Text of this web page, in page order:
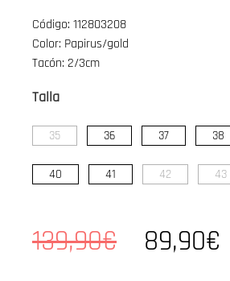
Código: 112803208
Color: Papirus/gold
Tacón: 2/3cm
Talla
35 36 37 38
40 41 42 43
139,90€ 89,90€